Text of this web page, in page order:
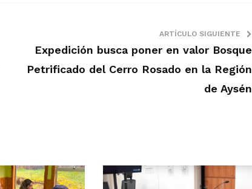
ARTÍCULO SIGUIENTE
Expedición busca poner en valor Bosque
Petrificado del Cerro Rosado en la Región
de Aysén